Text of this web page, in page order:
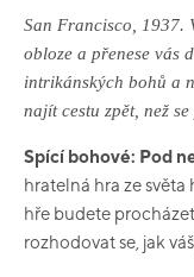
San Francisco, 1937.
obloze a přenese vás
intrikánských bohů a
najít cestu zpět, než
Spící bohové: Pod
hratelná hra ze světa
hře budete
rozhodovat se, jak